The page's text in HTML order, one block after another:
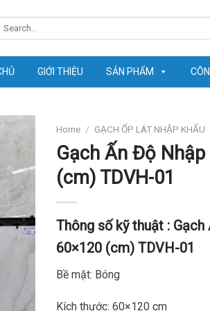
GIỚI THIỆU SẢN PHẨM
Home / GẠCH ỐP LÁT NHẬP KHẨU
Gạch Ấn Độ
(cm) TDVH-01
Thông số kỹ thuật : Gạch
60×120 (cm) TDVH-01
Bề mặt: Bóng
Kích thước: 60×120 cm